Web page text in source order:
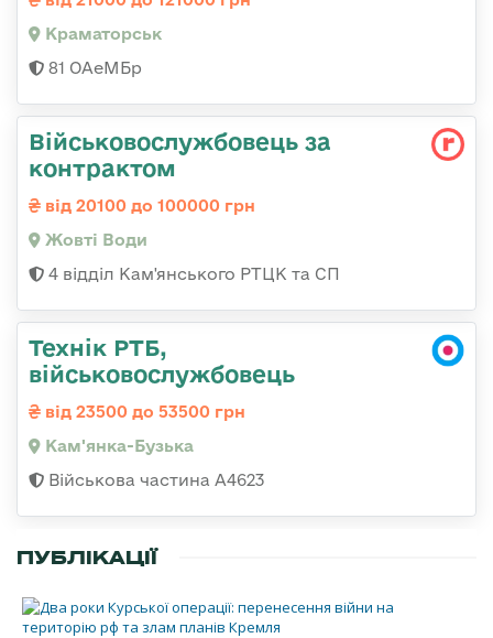
Краматорськ
81 ОАеМБр
Військовослужбовець за
контрактом
від 20100 до 100000 грн
Жовті Води
4 відділ Кам'янського РТЦК та СП
Технік РТБ,
військовослужбовець
від 23500 до 53500 грн
Кам'янка-Бузька
Військова частина А4623
ПУБЛІКАЦІЇ